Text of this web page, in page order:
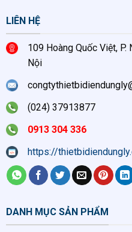
LIÊN HỆ
109 Hoàng Quốc Việt, P.
Nội
(024) 37913877
0913 304 336
https://
DANH MỤC SẢN PHẨM